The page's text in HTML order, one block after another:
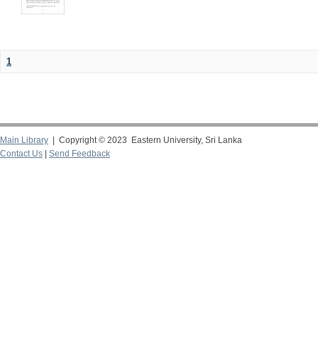
1
Main Library | Copyright © 2023 Eastern University, Sri Lanka
Contact Us
Send Feedback